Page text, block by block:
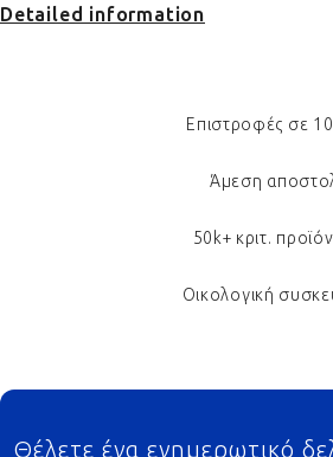
Detailed information
Επιστροφές σε
Άμεση
50k+ κριτ.
Οικολογική
Footer
Θέλετε ένα ενημερωτικό